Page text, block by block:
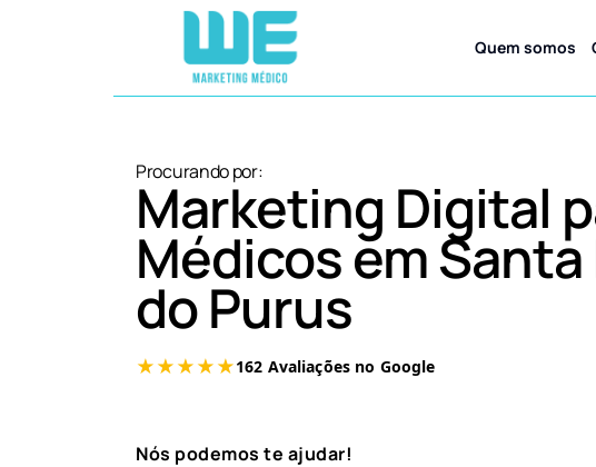
Quem somos
Procurando por:
Marketing Digital
Médicos em Santa
do Purus
Nós podemos te ajudar!